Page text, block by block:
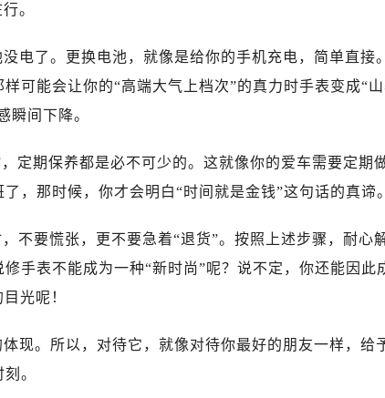
。
电了。更换电池，就像是给你的手机充电，简单直接。
可能会让你的“高端大气上档次”的真力时手表变成“
瞬间下降。
定期保养都是必不可少的。这就像你的爱车需要定期
，那时候，你才会明白“时间就是金钱”这句话的真谛。
不要慌张，更不要急着“退货”。按照上述步骤，耐心
手表不能成为一种“新时尚”呢？说不定，你还能因此
光呢！
现。所以，对待它，就像对待你最好的朋友一样，给
。